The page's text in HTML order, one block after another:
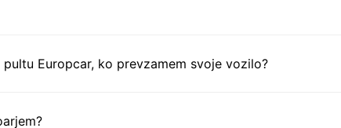
Europcar, ko prevzamem svoje vozilo?